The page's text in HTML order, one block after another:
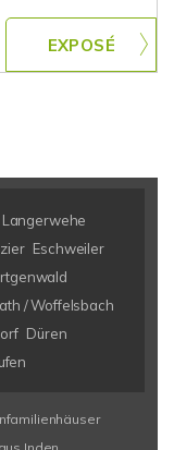
Langerwehe
Eschweiler
/ Woffelsbach
Düren